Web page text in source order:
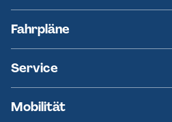
hvv
Fahrpläne
Ersatzverkehr
AKN News-Service
Service
Fundsachen
Mobilität